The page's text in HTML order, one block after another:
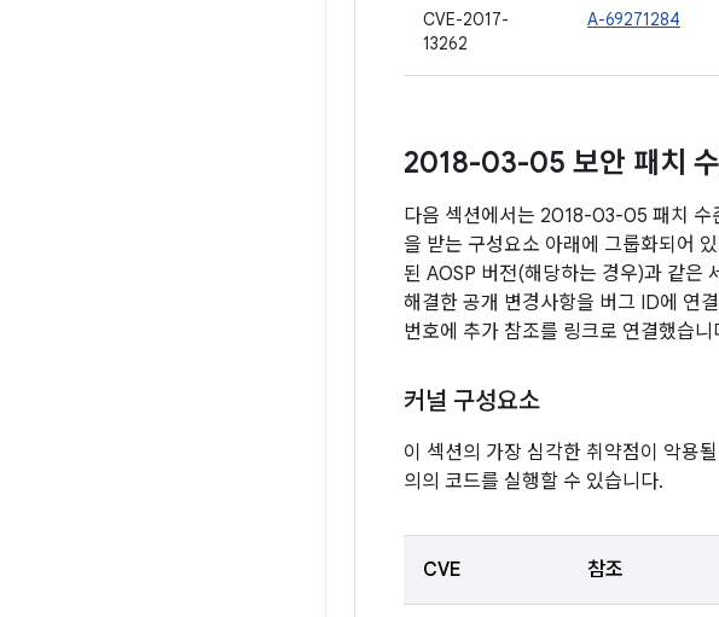
CVE-2017-
13262
A-69271284
2018-03-05 보안 패치
다음 섹션에서는 2018-03-05 패치 수
을 받는 구성요소 아래에 그룹화되어
된 AOSP 버전(해당하는 경우)과 같은
해결한 공개 변경사항을 버그 ID에 연
번호에 추가 참조를 링크로 연결했습니
커널 구성요소
이 섹션의 가장 심각한 취약점이 악용
의의 코드를 실행할 수 있습니다.
CVE 참조